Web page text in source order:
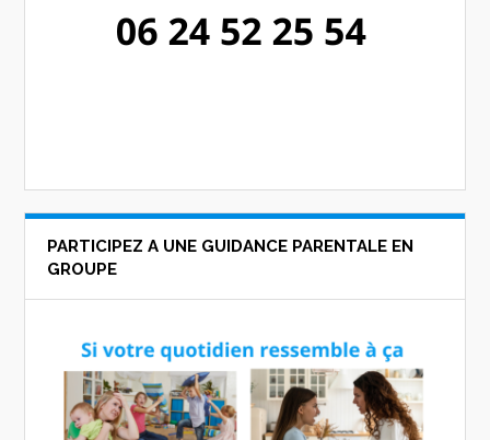
PARTICIPEZ A UNE GUIDANCE PARENTALE EN
GROUPE